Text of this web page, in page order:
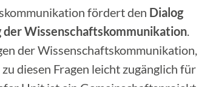
fördert den Dialog
der Wissenschaftskommunikation.
der Wissenschaftskommunikation,
diesen Fragen leicht zugänglich für